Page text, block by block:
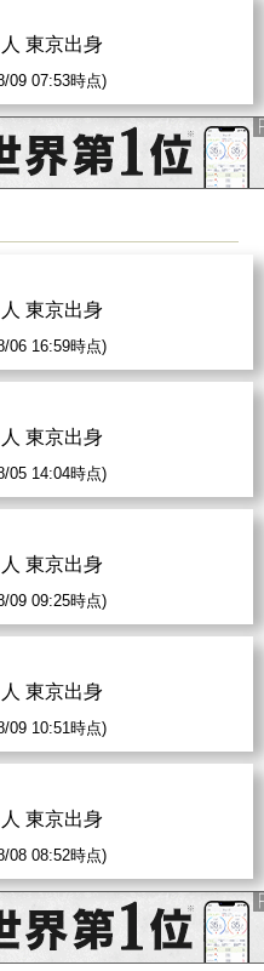
東京出身
09 07:53時点)
東京出身
06 16:59時点)
東京出身
05 14:04時点)
東京出身
09 09:25時点)
東京出身
09 10:51時点)
東京出身
08 08:52時点)